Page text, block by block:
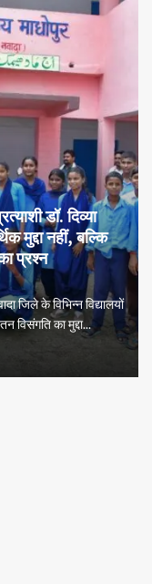
डॉ. दिव्या
मुद्दा नहीं, बल्कि
प्रश्न
जिले के विभिन्न विद्यालयों
विसंगति का मुद्दा...